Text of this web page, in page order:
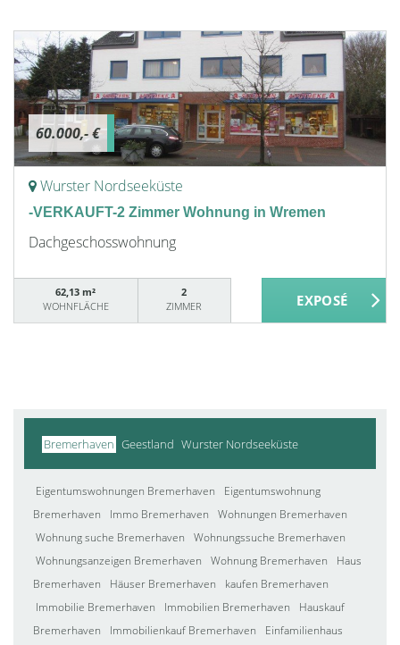
60.000,- €
Wurster Nordseeküste
-VERKAUFT-2 Zimmer Wohnung in Wremen
Dachgeschosswohnung
62,13 m²
WOHNFLÄCHE
2
ZIMMER
Bremerhaven Geestland Wurster Nordseeküste
Eigentumswohnungen Bremerhaven
Eigentumswohnung
Bremerhaven
Immo Bremerhaven
Wohnungen Bremerhaven
Wohnung suche Bremerhaven
Wohnungssuche Bremerhaven
Wohnungsanzeigen Bremerhaven
Wohnung Bremerhaven
Haus
Bremerhaven
Häuser Bremerhaven
kaufen Bremerhaven
Immobilie Bremerhaven
Immobilien Bremerhaven
Hauskauf
Bremerhaven
Immobilienkauf Bremerhaven Einfamilienhaus